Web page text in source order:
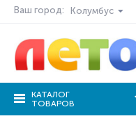
Ваш город: Колумбус
КАТАЛОГ
ТОВАРОВ